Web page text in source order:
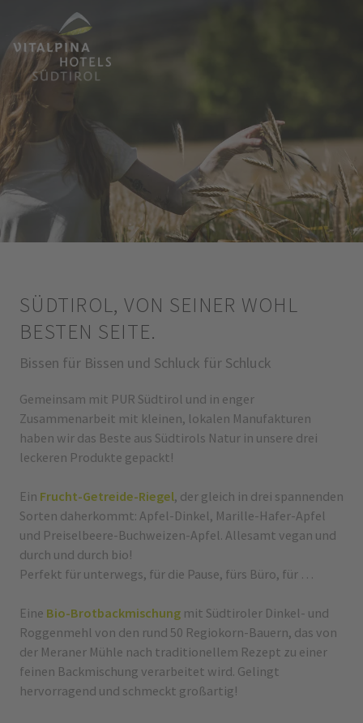
SÜDTIROL, VON SEINER WOHL
BESTEN SEITE.
Bissen für Bissen und Schluck für Schluck
Gemeinsam mit PUR Südtirol und in enger
Zusammenarbeit mit kleinen, lokalen Manufakturen
haben wir das Beste aus Südtirols Natur in unsere drei
leckeren Produkte gepackt!
Ein Frucht-Getreide-Riegel, der gleich in drei spannenden
Sorten daherkommt: Apfel-Dinkel, Marille-Hafer-Apfel
und Preiselbeere-Buchweizen-Apfel. Allesamt vegan und
durch und durch bio!
Perfekt für unterwegs, für die Pause, fürs Büro, für …
Eine Bio-Brotbackmischungmit Südtiroler Dinkel- und
Roggenmehl von den rund 50 Regiokorn-Bauern, das von
der Meraner Mühle nach traditionellem Rezept zu einer
feinen Backmischung verarbeitet wird. Gelingt
hervorragend und schmeckt großartig!